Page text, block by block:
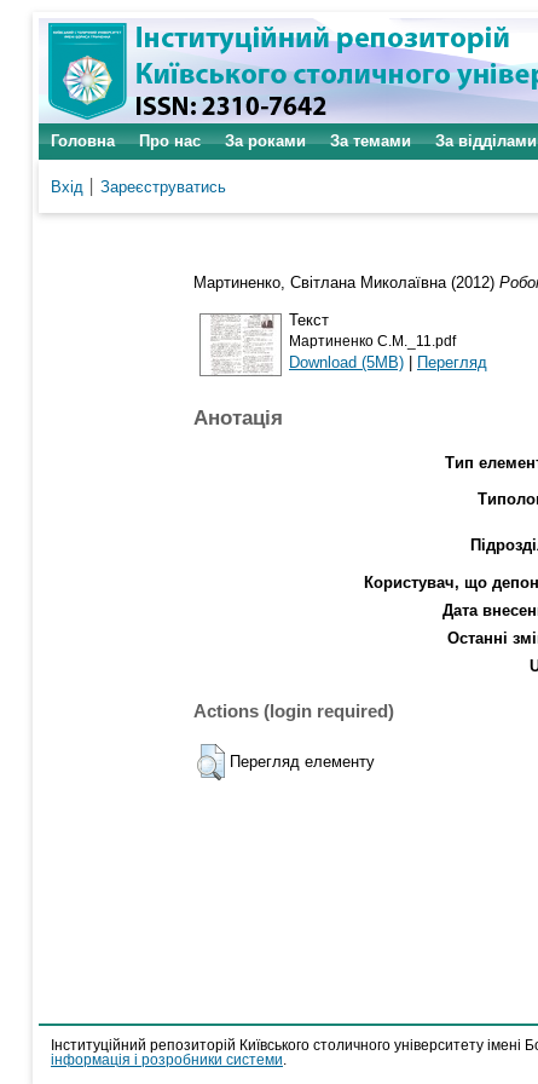
Головна Про нас За роками За темами За відділами
Вхід Зареєструватись
Мартиненко, Світлана Миколаївна (2012)
Текст
Мартиненко С.М._11.pdf
Download (5MB) | Перегляд
Анотація
Тип
Користувач, що
Дата
Останні
Actions (login required)
Перегляд елементу
Інституційний репозиторій Київського столичного університету імені
інформація і розробники системи